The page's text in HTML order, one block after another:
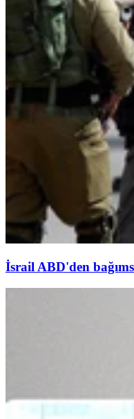
İsrail ABD'den